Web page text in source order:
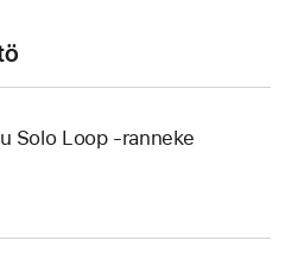
Solo Loop ‑ranneke